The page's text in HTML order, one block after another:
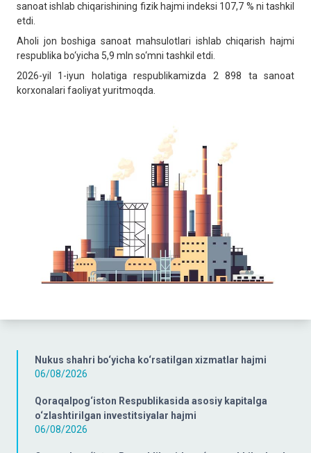
Nukus shahri bo‘yicha ko‘rsatilgan xizmatlar hajmi
06/08/2026
Qoraqalpog‘iston Respublikasida asosiy kapitalga
o‘zlashtirilgan investitsiyalar hajmi
06/08/2026
sanoat ishlab chiqarishining fizik hajmi indeksi 107,7 % ni tashkil
etdi.
Aholi jon boshiga sanoat mahsulotlari ishlab chiqarish hajmi
respublika bo‘yicha 5,9 mln so‘mni tashkil etdi.
2026-yil 1-iyun holatiga respublikamizda 2 898 ta sanoat
korxonalari faoliyat yuritmoqda.